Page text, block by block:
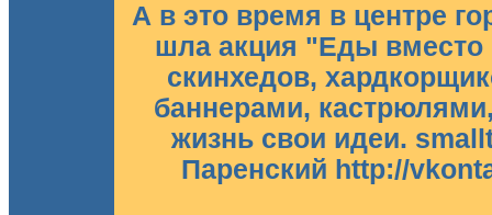
А в это время в центре
шла акция "Еды вместо
скинхедов,
баннерами,
жизнь свои идеи.
Паренский http://